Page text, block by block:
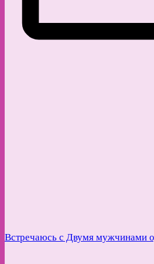
Встречаюсь с Двумя мужчинами